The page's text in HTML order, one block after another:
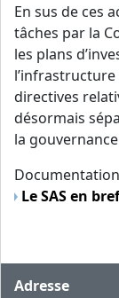
En sus de ces
tâches par la
les plans
directives
désormais
la
Documentation
Le SAS en
Pied de page
Adresse